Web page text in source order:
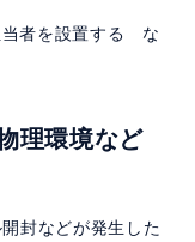
当者を設置する な
理環境など
封などが発生した